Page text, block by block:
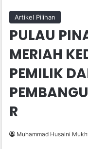
Artikel Pilihan
PULAU
MERIAH
PEMILIK
R
Muhammad Husaini